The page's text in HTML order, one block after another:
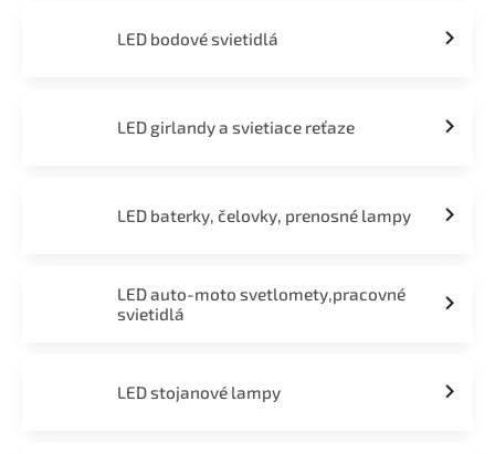
LED bodové svietidlá
LED girlandy a svietiace reťaze
LED baterky, čelovky, prenosné lampy
LED auto-moto svetlomety,pracovné
svietidlá
LED stojanové lampy